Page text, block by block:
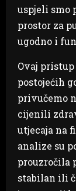
uspjeli smo
prostor za
ugodno i
Ovaj
postojećih
privučemo
cijenili
utjecaja na
analize su
prouzročila
stabilan ili